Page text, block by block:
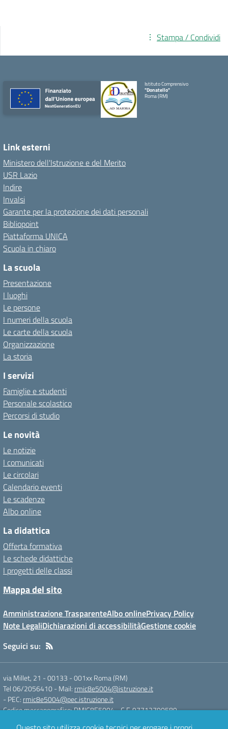
Stampa / Condividi
Istituto Comprensivo
"Donatello"
Roma (RM)
Link esterni
Ministero dell'Istruzione e del Merito
USR Lazio
Indire
Invalsi
Garante per la protezione dei dati personali
Bibliopoint
Piattaforma UNICA
Scuola in chiaro
La scuola
Presentazione
I luoghi
Le persone
I numeri della scuola
Le carte della scuola
Organizzazione
La storia
I servizi
Famiglie e studenti
Personale scolastico
Percorsi di studio
Le novità
Le notizie
I comunicati
Le circolari
Calendario eventi
Le scadenze
Albo online
La didattica
Offerta formativa
Le schede didattiche
I progetti delle classi
Mappa del sito
Amministrazione TrasparenteAlbo onlinePrivacy Policy
Note LegaliDichiarazioni di accessibilitàGestione cookie
Seguici su:
via Millet, 21 - 00133 -001xx Roma (RM)
Tel 06/2056410- Mail: rmic8e5004@istruzione.it
- PEC: rmic8e5004@pec.istruzione.it
Codice meccanografico: RMIC8E5004- C.F. 97712790589